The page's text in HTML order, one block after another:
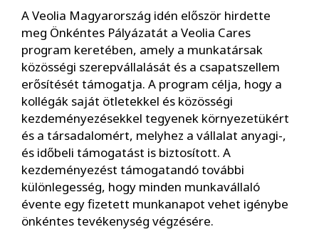
A Veolia Magyarország idén először hirdette
meg Önkéntes Pályázatát a Veolia Cares
program keretében, amely a munkatársak
közösségi szerepvállalását és a csapatszellem
erősítését támogatja. A program célja, hogy a
kollégák saját ötletekkel és közösségi
kezdeményezésekkel tegyenek környezetükért
és a társadalomért, melyhez a vállalat anyagi-,
és időbeli támogatást is biztosított. A
kezdeményezést támogatandó további
különlegesség, hogy minden munkavállaló
évente egy fizetett munkanapot vehet igénybe
önkéntes tevékenység végzésére.